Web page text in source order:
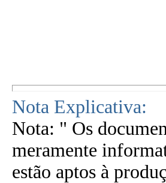
Nota Explicativa:
Nota: " Os
meramente
estão aptos à